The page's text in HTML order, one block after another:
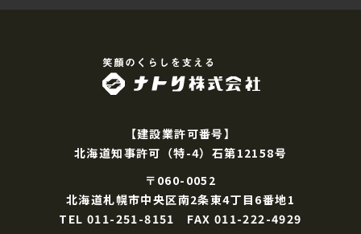
【建設業許可番号】
北海道知事許可（特-4）石第12158号
〒060-0052
北海道札幌市中央区南2条東4丁目6番地1
TEL 011-251-8151 FAX 011-222-4929